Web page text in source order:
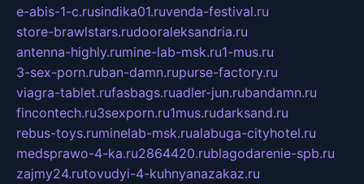
e-abis-1-c.rusindika01.ruvenda-festival.ru
store-brawlstars.rudooraleksandria.ru
antenna-highly.rumine-lab-msk.ru1-mus.ru
3-sex-porn.ruban-damn.rupurse-factory.ru
viagra-tablet.rufasbags.ruadler-jun.rubandamn.ru
fincontech.ru3sexporn.ru1mus.rudarksand.ru
rebus-toys.ruminelab-msk.rualabuga-cityhotel.ru
medsprawo-4-ka.ru2864420.rublagodarenie-spb.ru
zajmy24.rutovudyi-4-kuhnyanazakaz.ru